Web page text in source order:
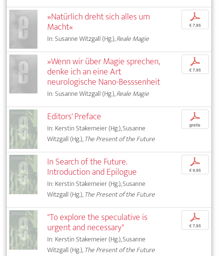
»Natürlich dreht sich alles um
Macht«
In: Susanne Witzgall (Hg.),Reale Magie
p
€ 7,95
»Wenn wir über Magie sprechen,
denke ich an eine Art
neurologische Nano-Besssenheit
In: Susanne Witzgall (Hg.),Reale Magie
p
€ 7,95
Editors' Preface
In: Kerstin Stakemeier (Hg.), Susanne
Witzgall (Hg.),The Present of the Future
p
gratis
In Search of the Future.
Introduction and Epilogue
In: Kerstin Stakemeier (Hg.), Susanne
Witzgall (Hg.),The Present of the Future
p
€ 9,95
"To explore the speculative is
urgent and necessary"
In: Kerstin Stakemeier (Hg.), Susanne
Witzgall (Hg.),The Present of the Future
p
€ 7,95